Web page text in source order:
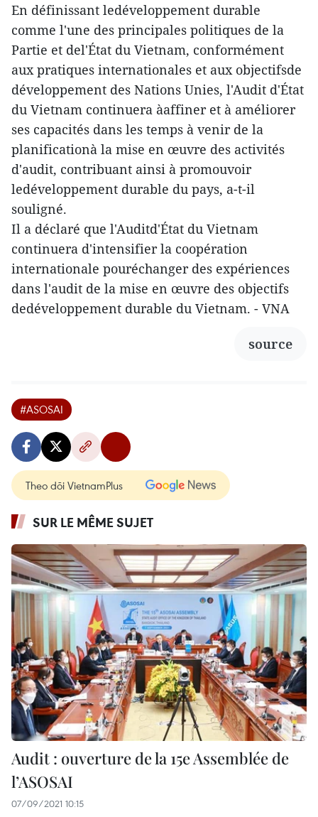
En définissant ledéveloppement durable
comme l'une des principales politiques de la
Partie et del'État du Vietnam, conformément
aux pratiques internationales et aux objectifsde
développement des Nations Unies, l'Audit d'État
du Vietnam continuera àaffiner et à améliorer
ses capacités dans les temps à venir de la
planificationà la mise en œuvre des activités
d'audit, contribuant ainsi à promouvoir
ledéveloppement durable du pays, a-t-il
souligné.
Il a déclaré que l'Auditd'État du Vietnam
continuera d'intensifier la coopération
internationale pouréchanger des expériences
dans l'audit de la mise en œuvre des objectifs
dedéveloppement durable du Vietnam. - VNA
source
#ASOSAI
Theo dõi VietnamPlus
SUR LE MÊME SUJET
Audit : ouverture de la 15e Assemblée de
l’ASOSAI
07/09/2021 10:15